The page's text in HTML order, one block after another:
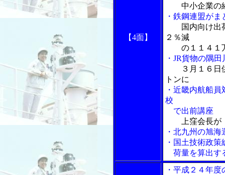
【4面】
中小企業の
・鉄鋼連盟が
国内向け出
２％減
の１１４１
・JR貨物の隅
３月１６
トンに
・近畿内航船
校
で出前講座
上窪会長
・北九州の旭
・国土技術政
荷量を算出す
・平成２４年